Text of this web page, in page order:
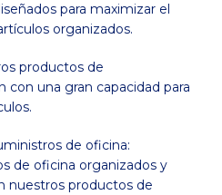
para maximizar el
organizados.
productos de
una gran capacidad para
de oficina:
de oficina organizados y
nuestros productos de